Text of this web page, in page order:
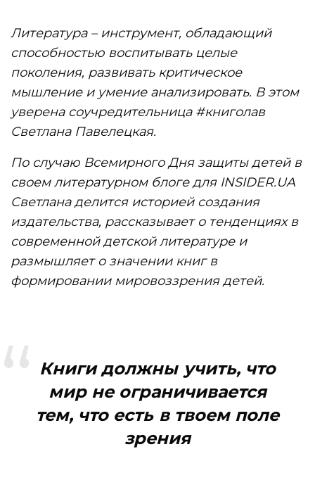
Литература – ​​инструмент, обладающий
способностью воспитывать целые
поколения, развивать критическое
мышление и умение анализировать. В этом
уверена соучредительница #книголав
Светлана Павелецкая.
По случаю Всемирного Дня защиты детей в
своем литературном блоге для INSIDER.UA
Светлана делится историей создания
издательства, рассказывает о тенденциях в
современной детской литературе и
размышляет о значении книг в
формировании мировоззрения детей.
Книги должны учить, что
мир не ограничивается
тем, что есть в твоем поле
зрения